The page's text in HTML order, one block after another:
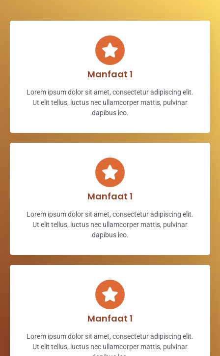
Manfaat 1
Lorem ipsum dolor sit amet, consectetur adipiscing elit.
Ut elit tellus, luctus nec ullamcorper mattis, pulvinar
dapibus leo.
Manfaat 1
Lorem ipsum dolor sit amet, consectetur adipiscing elit.
Ut elit tellus, luctus nec ullamcorper mattis, pulvinar
dapibus leo.
Manfaat 1
Lorem ipsum dolor sit amet, consectetur adipiscing elit.
Ut elit tellus, luctus nec ullamcorper mattis, pulvinar